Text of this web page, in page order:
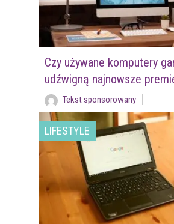
Czy używane komputery
udźwigną najnowsze
Tekst sponsorowany
LIFESTYLE